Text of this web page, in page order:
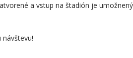
a vstup na štadión je